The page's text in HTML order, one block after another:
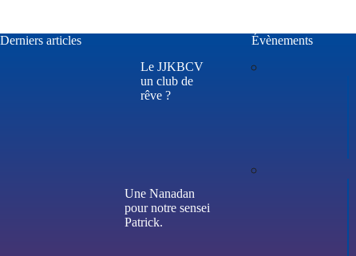
Derniers articles
Le JJKBCV
un club de
rêve ?
Une Nanadan
pour notre sensei
Patrick.
Évènements